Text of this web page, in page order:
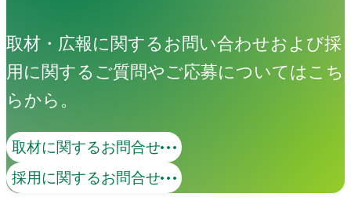
取材・広報に関するお問い合わせおよび採
用に関するご質問やご応募についてはこち
らから。
取材に関するお問合せ
採用に関するお問合せ
コンテンツマーケティング